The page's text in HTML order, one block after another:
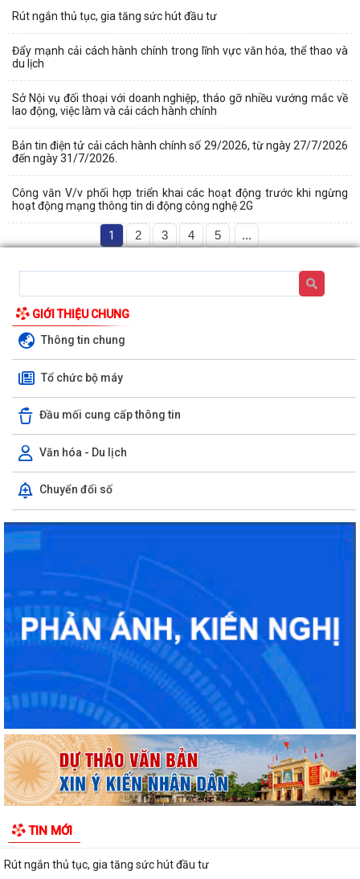
Rút ngắn thủ tục, gia tăng sức hút đầu tư
Đẩy mạnh cải cách hành chính trong lĩnh vực văn hóa, thể thao và
du lịch
Sở Nội vụ đối thoại với doanh nghiệp, tháo gỡ nhiều vướng mắc về
lao động, việc làm và cải cách hành chính
Bản tin điện tử cải cách hành chính số 29/2026, từ ngày 27/7/2026
đến ngày 31/7/2026.
Công văn V/v phối hợp triển khai các hoạt động trước khi ngừng
hoạt động mạng thông tin di động công nghệ 2G
1 2 3 4 5 ...
GIỚI THIỆU CHUNG
Thông tin chung
Tổ chức bộ máy
Đầu mối cung cấp thông tin
Văn hóa - Du lịch
Chuyển đổi số
TIN MỚI
Rút ngắn thời gian giải quyết 7 thủ tục hộ kinh doanh
Lãnh đạo Sở Nội vụ Hải Phòng đối thoại với 130 doanh nghiệp
Hải Phòng giảm thời gian giải quyết từ 50% trở lên hơn 1.900 thủ tục
hành chính
Giữ 'lửa' nhân lực cấp xã
Chính quyền cấp xã đồng hành cùng doanh nghiệp
Rút ngắn thủ tục, gia tăng sức hút đầu tư